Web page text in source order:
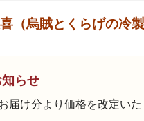
（烏賊とくらげの冷製
らせ
届け分より価格を改定いた